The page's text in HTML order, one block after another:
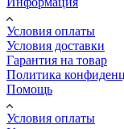
Условия оплаты
Условия доставки
Гарантия на товар
Политика
Помощь
Условия оплаты